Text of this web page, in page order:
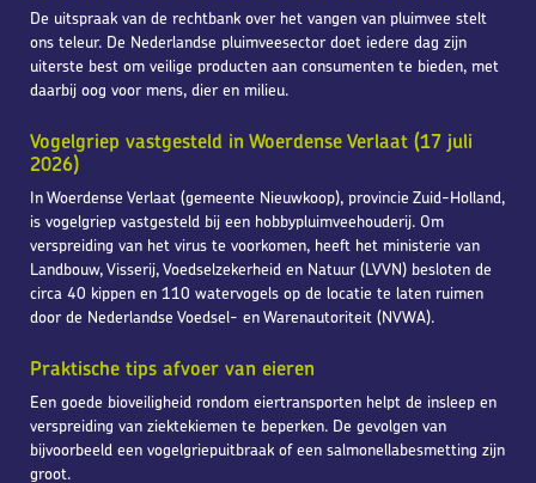
De uitspraak van de rechtbank over het vangen van pluimvee stelt
ons teleur. De Nederlandse pluimveesector doet iedere dag zijn
uiterste best om veilige producten aan consumenten te bieden, met
daarbij oog voor mens, dier en milieu.
Vogelgriep vastgesteld in Woerdense Verlaat (17 juli
2026)
In Woerdense Verlaat (gemeente Nieuwkoop), provincie Zuid-Holland,
is vogelgriep vastgesteld bij een hobbypluimveehouderij. Om
verspreiding van het virus te voorkomen, heeft het ministerie van
Landbouw, Visserij, Voedselzekerheid en Natuur (LVVN) besloten de
circa 40 kippen en 110 watervogels op de locatie te laten ruimen
door de Nederlandse Voedsel- en Warenautoriteit (NVWA).
Praktische tips afvoer van eieren
Een goede bioveiligheid rondom eiertransporten helpt de insleep en
verspreiding van ziektekiemen te beperken. De gevolgen van
bijvoorbeeld een vogelgriepuitbraak of een salmonellabesmetting zijn
groot.